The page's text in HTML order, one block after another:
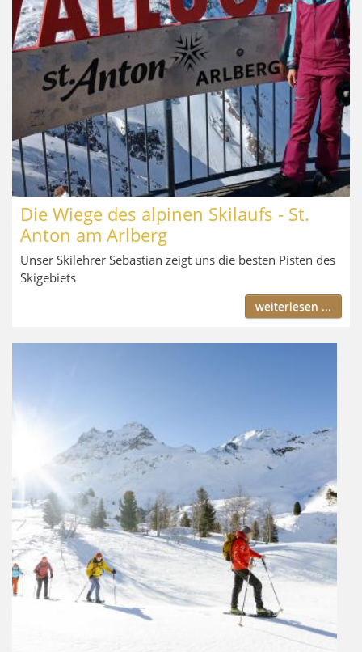
Die Wiege des alpinen Skilaufs - St.
Anton am Arlberg
Unser Skilehrer Sebastian zeigt uns die besten Pisten des
Skigebiets
weiterlesen ...